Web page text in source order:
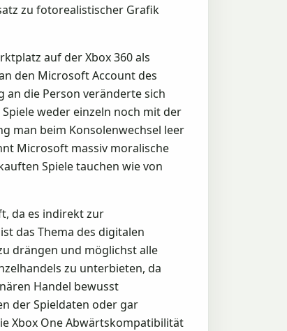
zu fotorealistischer Grafik
auf der Xbox 360 als
den Microsoft Account des
an die Person veränderte sich
weder einzeln noch mit der
man beim Konsolenwechsel leer
Microsoft massiv moralische
Spiele tauchen wie von
da es indirekt zur
das Thema des digitalen
drängen und möglichst alle
zu unterbieten, da
Handel bewusst
der Spieldaten oder gar
Xbox One Abwärtskompatibilität